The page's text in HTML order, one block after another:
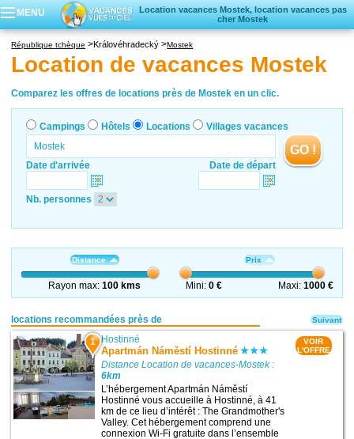
MENU
Location vacances Mostek, location vacances pas
cher Mostek
Locations vacances
Villages vacances
République tchèque Královéhradecký Mostek
Location de vacances Mostek
Comparez les offres de locations près de Mostek en un clic.
Campings Hôtels Locations Villages vacances
Date d'arrivée Date de départ
GO !
Nb. personnes
Distance
Rayon max:100 kms
Prix
Mini:0 € Maxi: 1000 €
locations recommandées près de
1 Hostinné
Apartmán Náměstí Hostinné
Distance Location de vacances-Mostek :
6km
L’hébergement Apartmán Náměstí
Hostinné vous accueille à Hostinné, à 41
km de ce lieu d’intérêt : The Grandmother's
Valley. Cet hébergement comprend une
connexion Wi-Fi gratuite dans l’ensemble
VOIR
L'OFFRE
Suivant